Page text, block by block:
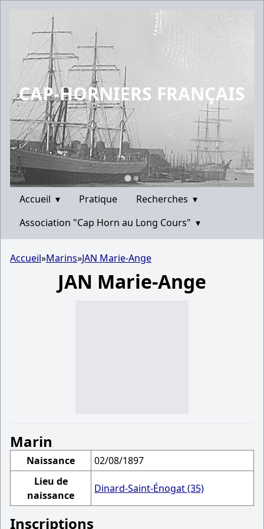
CAP-HORNIERS FRANÇAIS
Accueil ▾ Pratique Recherches ▾
Association "Cap Horn au Long Cours" ▾
Accueil»Marins»JAN Marie-Ange
JAN Marie-Ange
Marin
Naissance
02/08/1897
Lieu de
naissance
Dinard-Saint-Énogat (35)
Inscriptions